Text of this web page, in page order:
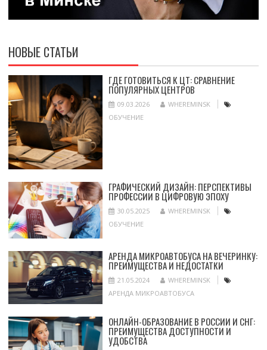
НОВЫЕ СТАТЬИ
ГДЕ ГОТОВИТЬСЯ К ЦТ: СРАВНЕНИЕ
ПОПУЛЯРНЫХ ЦЕНТРОВ
09.03.2026
WHEREMINSK
ОБУЧЕНИЕ
ГРАФИЧЕСКИЙ ДИЗАЙН: ПЕРСПЕКТИВЫ
ПРОФЕССИИ В ЦИФРОВУЮ ЭПОХУ
30.05.2025
WHEREMINSK
ОБУЧЕНИЕ
АРЕНДА МИКРОАВТОБУСА НА ВЕЧЕРИНКУ:
ПРЕИМУЩЕСТВА И НЕДОСТАТКИ
21.05.2024
WHEREMINSK
АРЕНДА МИКРОАВТОБУСА
ОНЛАЙН-ОБРАЗОВАНИЕ В РОССИИ И СНГ:
ПРЕИМУЩЕСТВА ДОСТУПНОСТИ И
УДОБСТВА